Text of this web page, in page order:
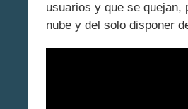
usuarios y que se quejan,
nube y del solo disponer